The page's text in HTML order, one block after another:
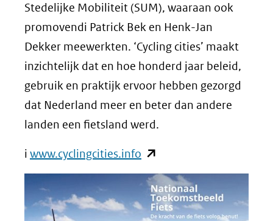
Stedelijke Mobiliteit (SUM), waaraan ook
promovendi Patrick Bek en Henk-Jan
Dekker meewerkten. ‘Cycling cities’ maakt
inzichtelijk dat en hoe honderd jaar beleid,
gebruik en praktijk ervoor hebben gezorgd
dat Nederland meer en beter dan andere
landen een fietsland werd.
i www.cyclingcities.info (opent
in
nieuw
venster)